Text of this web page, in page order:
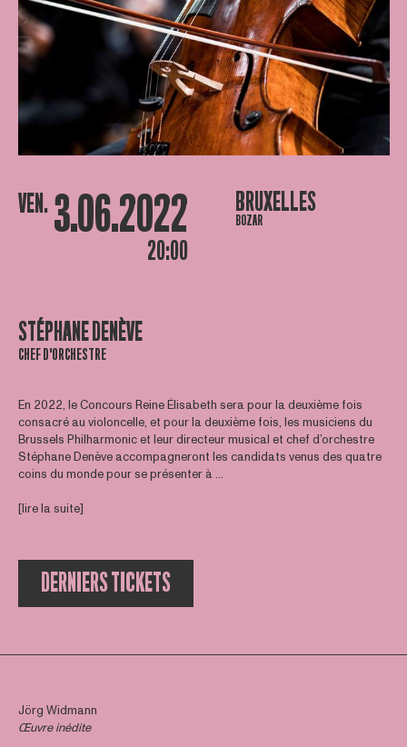
VEN. 3.06.2022
20:00
BRUXELLES
BOZAR
STÉPHANE DENÈVE
CHEF D'ORCHESTRE
En 2022, le Concours Reine Élisabeth sera pour la deuxième fois
consacré au violoncelle, et pour la deuxième fois, les musiciens du
Brussels Philharmonic et leur directeur musical et chef d’orchestre
Stéphane Denève accompagneront les candidats venus des quatre
coins du monde pour se présenter à ...
[lire la suite]
DERNIERS TICKETS
Jörg Widmann
Œuvre inédite